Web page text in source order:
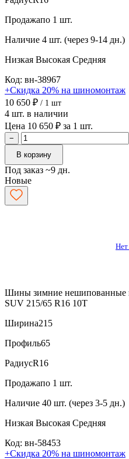
Продажапо 1 шт.
Наличие 4 шт. (через 9-14 дн.)
Низкая Высокая Средняя
Код: вн-38967
+Скидка 20% на шиномонтаж
10 650 ₽ / 1 шт
4 шт. в наличии
Цена 10 650 ₽ за 1 шт.
−
В корзину
Под заказ ~9 дн.
Новые
Нет
Шины зимние нешипованные
SUV 215/65 R16 10T
Ширина215
Профиль65
РадиусR16
Продажапо 1 шт.
Наличие 40 шт. (через 3-5 дн.)
Низкая Высокая Средняя
Код: вн-58453
+Скидка 20% на шиномонтаж